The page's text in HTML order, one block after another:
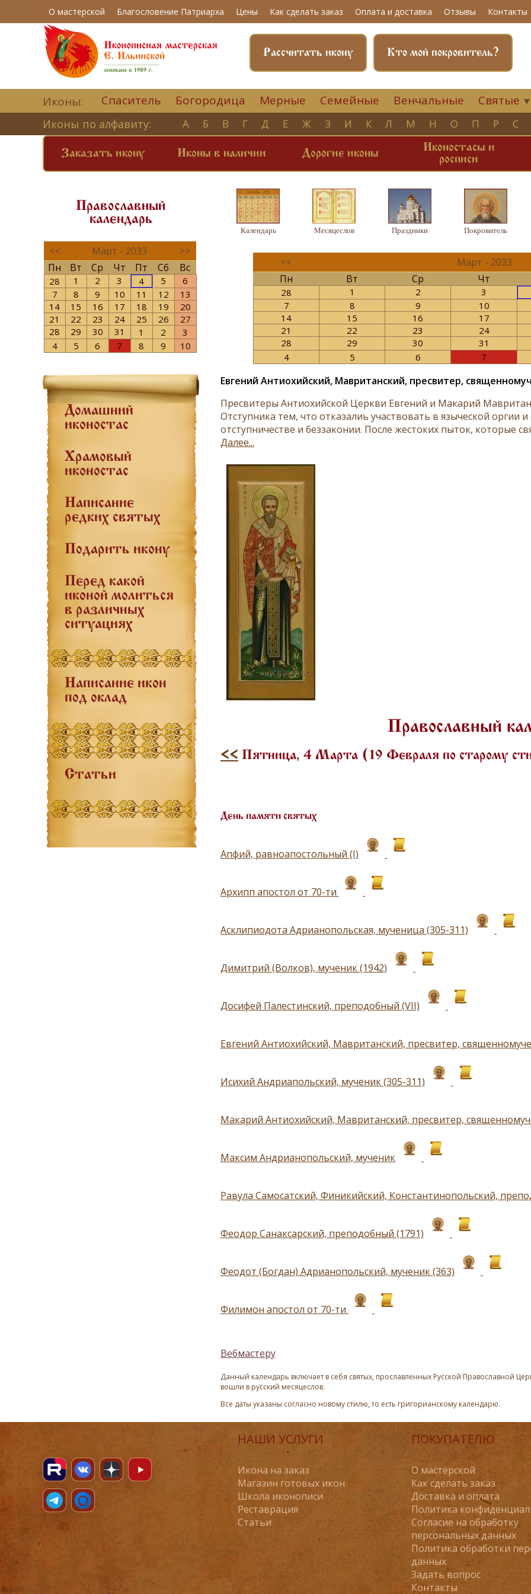
О мастерской Благословение Патриарха Цены Как сделать заказ Оплата и доставка Отзывы Контакты
Кто мой покровитель?
Рассчитать икону
Иконы: Спаситель Богородица Мерные Семейные Венчальные Святые ▼
Иконы по алфавиту: А Б В Г Д Е Ж З И К Л М Н О П Р С
Заказать икону Иконы в наличии Дорогие иконы
Иконостасы и
росписи
Православный
календарь
<< Март - 2033
>>
Пн
Вт Ср Чт Пт Сб Вс
28 1 2 3 4 5
6
7
8 9 10 11 12
13
14
15 16 17 18 19
20
21
22 23 24 25 26
27
28
29 30 31 1 2
3
4
5 6 7 8 9 10
Домашний
иконостас
Храмовый
иконостас
Написание
редких святых
Подарить икону
Перед какой
иконой молиться
в различных
ситуациях
Написание икон
под оклад
Статьи
Календарь Месяцеслов Праздники Покровитель
<<
Март - 2033
Пн
Вт Ср Чт
28 1 2
3
7
8 9
10
14
15 16
17
21
22 23
24
28
29 30
31
4
5 6 7
Евгений Антиохийский, Мавританский, пресвитер,
Пресвитеры Антиохийской Церкви Евгений и Макарий
Отступника тем, что отказалиь участвовать в языческой оргии
отступничестве и беззаконии. После жестоких пыток, которые
Далее...
Православный
<< Пятница, 4 Марта (19 Февраля по старому
День памяти святых
Апфий, равноапостольный (I)
Архипп апостол от 70-ти
Асклипиодота Адрианопольская, мученица (305-311)
Димитрий (Волков), мученик (1942)
Досифей Палестинский, преподобный (VII)
Евгений Антиохийский, Мавританский, пресвитер,
Исихий Андриапольский, мученик (305-311)
Макарий Антиохийский, Мавританский, пресвитер,
Максим Андрианопольский, мученик
Равула Самосатский, Финикийский, Константинопольский,
Феодор Санаксарский, преподобный (1791)
Феодот (Богдан) Адрианопольский, мученик (363)
Филимон апостол от 70-ти
Вебмастеру
Данный календарь включает в себя святых, прославленных Русской Православной
вошли в русский месяцеслов.
Все даты указаны согласно новому стилю, то есть григорианскому календарю.
НАШИ УСЛУГИ
Икона на заказ
Магазин готовых икон
Школа иконописи
Реставрация
Статьи
ПОКУПАТЕЛЮ
О мастерской
Как сделать заказ
Доставка и оплата
Политика
Согласие на обработку
персональных данных
Политика обработки
данных
Задать вопрос
Контакты